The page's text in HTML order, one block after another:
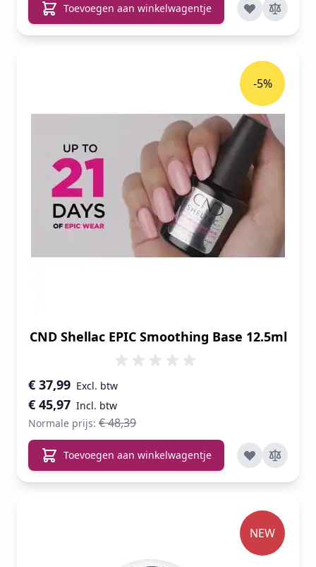
Toevoegen aan winkelwagentje
CND Shellac EPIC Smoothing Base 12.5ml
Speciale prijs
€ 45,97
€ 37,99
Normale prijs: € 48,39
-5%
Toevoegen aan winkelwagentje
NEW